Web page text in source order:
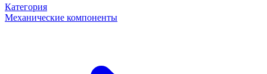
Категория
Механические компоненты